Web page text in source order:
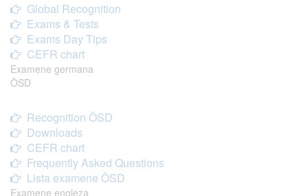
Global Recognition
Exams & Tests
Exams Day Tips
CEFR chart
Examene germana
ÖSD
Recognition ÖSD
Downloads
CEFR chart
Frequently Asked Questions
Lista examene ÖSD
Examene engleza